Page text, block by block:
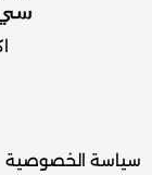
سياسة الخصوصية